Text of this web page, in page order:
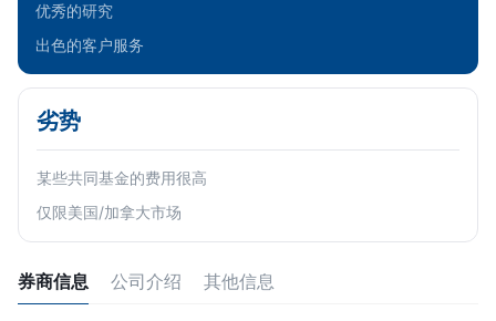
优秀的研究
出色的客户服务
劣势
某些共同基金的费用很高
仅限美国/加拿大市场
券商信息 公司介绍 其他信息